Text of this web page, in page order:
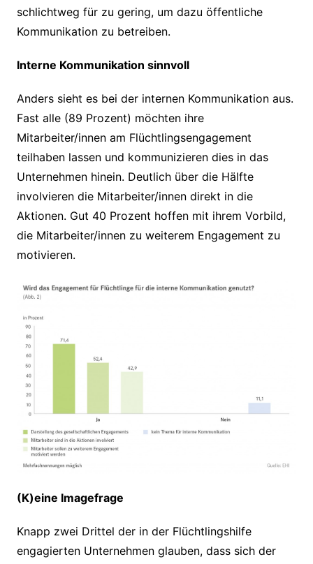
schlichtweg für zu gering, um dazu öffentliche
Kommunikation zu betreiben.
Interne Kommunikation sinnvoll
Anders sieht es bei der internen Kommunikation aus.
Fast alle (89 Prozent) möchten ihre
Mitarbeiter/innen am Flüchtlingsengagement
teilhaben lassen und kommunizieren dies in das
Unternehmen hinein. Deutlich über die Hälfte
involvieren die Mitarbeiter/innen direkt in die
Aktionen. Gut 40 Prozent hoffen mit ihrem Vorbild,
die Mitarbeiter/innen zu weiterem Engagement zu
motivieren.
(K)eine Imagefrage
Knapp zwei Drittel der in der Flüchtlingshilfe
engagierten Unternehmen glauben, dass sich der